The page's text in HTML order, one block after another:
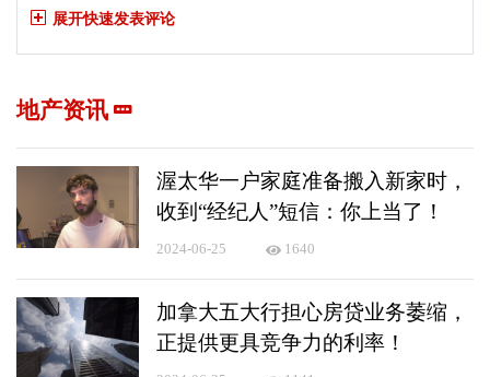
展开快速发表评论
地产资讯
渥太华一户家庭准备搬入新家时，
收到“经纪人”短信：你上当了！
2024-06-25 1640
加拿大五大行担心房贷业务萎缩，
正提供更具竞争力的利率！